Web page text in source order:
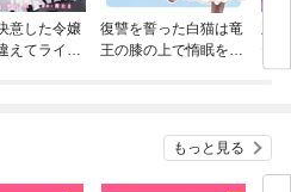
意した令嬢
えてライバ
復讐を誓った白猫は竜
王の膝の上で惰眠をむ
た
り
もっと見る